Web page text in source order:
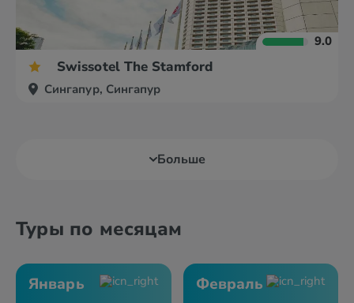
9.0
Swissotel The Stamford
Сингапур, Сингапур
Больше
Туры по месяцам
Январь Февраль